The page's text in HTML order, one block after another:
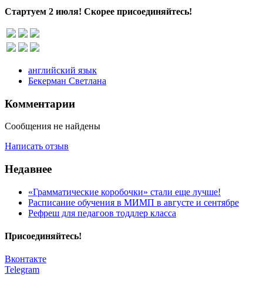
Стартуем 2 июля! Скорее присоединяйтесь!
английский язык
Бекерман Светлана
Комментарии
Сообщения не найдены
Написать отзыв
Недавнее
«Грамматические коробочки» стали еще лучше!
Расписание обучения в МИМП в августе и сентябре
Рефреш для педагоов тоддлер класса
Присоединяйтесь!
Вконтакте
Telegram